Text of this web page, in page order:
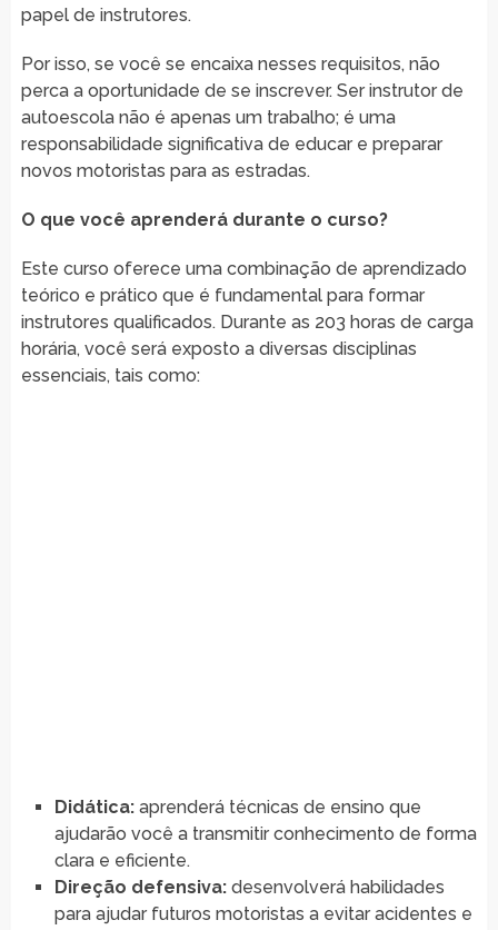
papel de instrutores.
Por isso, se você se encaixa nesses requisitos, não
perca a oportunidade de se inscrever. Ser instrutor de
autoescola não é apenas um trabalho; é uma
responsabilidade significativa de educar e preparar
novos motoristas para as estradas.
O que você aprenderá durante o curso?
Este curso oferece uma combinação de aprendizado
teórico e prático que é fundamental para formar
instrutores qualificados. Durante as 203 horas de carga
horária, você será exposto a diversas disciplinas
essenciais, tais como:
Didática:aprenderá técnicas de ensino que
ajudarão você a transmitir conhecimento de forma
clara e eficiente.
Direção defensiva:desenvolverá habilidades
para ajudar futuros motoristas a evitar acidentes e